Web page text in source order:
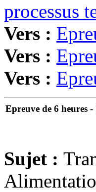
processus
Vers :
Vers :
Vers :
Epreuve de 6 heures -
Sujet :